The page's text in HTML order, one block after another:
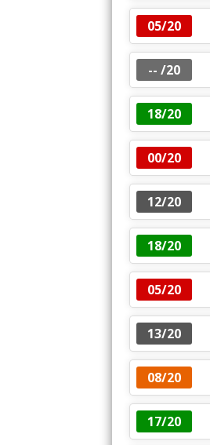
05/20
-- /20
18/20
00/20
12/20
18/20
05/20
13/20
08/20
17/20